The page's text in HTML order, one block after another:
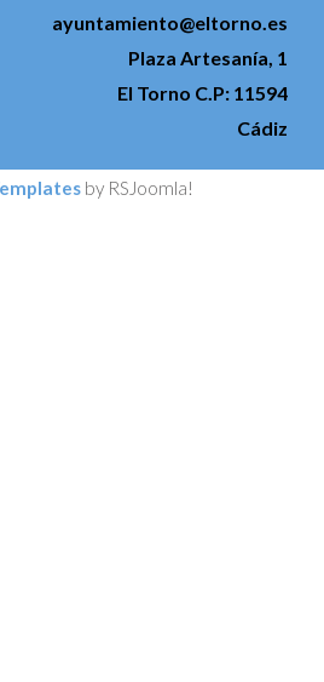
ayuntamiento@eltorno.es
Plaza Artesanía, 1
El Torno C.P: 11594
Cádiz
by RSJoomla!